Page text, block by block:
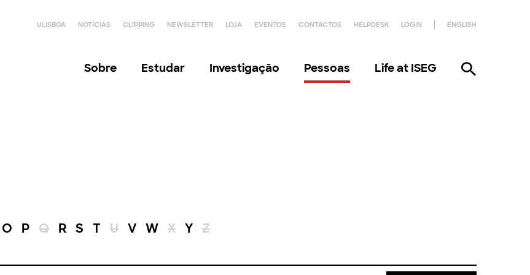
ULISBOA NOTÍCIAS CLIPPING NEWSLETTER LOJA EVENTOS CONTACTOS HELPDESK LOGIN ENGLISH
Sobre Estudar Investigação Pessoas Life at ISEG
O P Q R S T U V W X Y Z